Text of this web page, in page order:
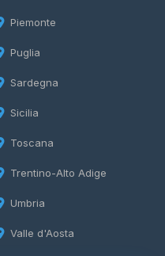
Piemonte
Puglia
Sardegna
Sicilia
Toscana
Trentino-Alto Adige
Umbria
Valle d'Aosta